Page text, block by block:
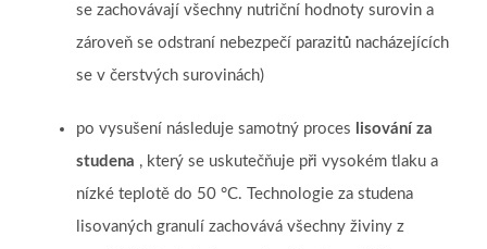
se zachovávají všechny nutriční hodnoty surovin a
zároveň se odstraní nebezpečí parazitů nacházejících
se v čerstvých surovinách)
po vysušení následuje samotný proces lisování za
studena , který se uskutečňuje při vysokém tlaku a
nízké teplotě do 50 °C.
Technologie za studena
lisovaných granulí zachovává všechny živiny z